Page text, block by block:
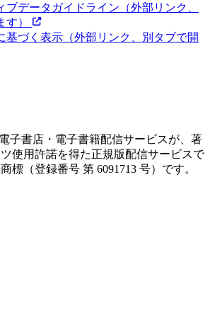
ブデータガイドライン （外部リンク、
）
基づく表示 （外部リンク、別タブで開
子書店・電子書籍配信サービスが、著
使用許諾を得た正規版配信サービスで
標（登録番号 第 6091713 号）です。